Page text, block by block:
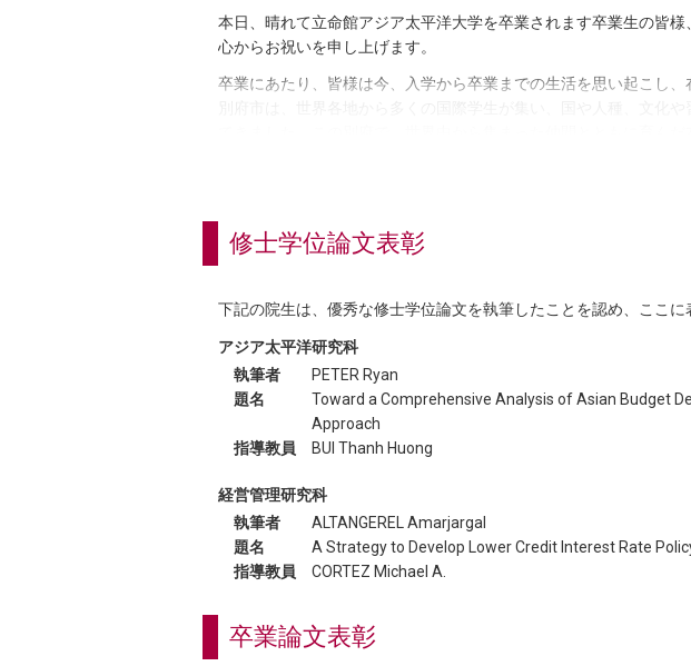
結びに、多くの思い出が詰まったこの大分をいつまでも愛し、国
願い申し上げるとともに、皆さんの今後のご活躍と立命館アジア
本日、晴れて立命館アジア太平洋大学を卒業されます卒業生の皆
心からお祝いを申し上げます。
卒業にあたり、皆様は今、入学から卒業までの生活を思い起こし
てきました。この別府で、世界中から集まった仲間とともに育ん
一方で、新型コロナウィルスの感染拡大防止のため、やむなく今
たしました。今回の卒業生の中にもステージパフォーマンスやボ
くいらっしゃるでしょうが、この状況が好転した暁には『第2のふ
これからの皆様の輝かしいご活躍を心から祈念しますとともに、
修士学位論文表彰
下記の院生は、優秀な修士学位論文を執筆したことを認め、ここに
アジア太平洋研究科
執筆者
PETER Ryan
題名
Toward a Comprehensive Analysis of Asian Budget
Approach
指導教員
BUI Thanh Huong
経営管理研究科
執筆者
ALTANGEREL Amarjargal
題名
A Strategy to Develop Lower Credit Interest Rate
指導教員
CORTEZ Michael A.
卒業論文表彰